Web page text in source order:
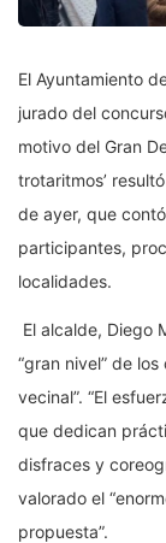
El Ayuntamiento
jurado del
motivo del Gran
trotaritmos’
de ayer, que
participantes,
localidades.
El alcalde, Diego
“gran nivel” de
vecinal”. “El
que dedican
disfraces y
valorado el
propuesta”.